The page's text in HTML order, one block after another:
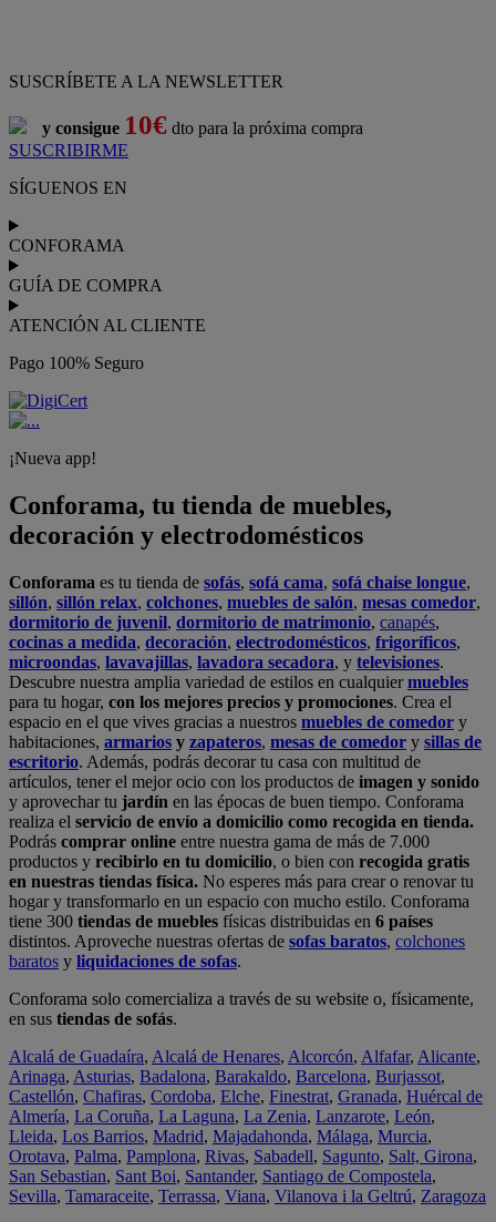
SUSCRÍBETE A LA NEWSLETTER
y consigue 10€ dto para la próxima compra
SUSCRIBIRME
SÍGUENOS EN
CONFORAMA
GUÍA DE COMPRA
ATENCIÓN AL CLIENTE
Pago 100% Seguro
¡Nueva app!
Conforama, tu tienda de muebles,
decoración y electrodomésticos
Conforama es tu tienda de sofás, sofá cama, sofá chaise longue,
sillón, sillón relax, colchones, muebles de salón, mesas comedor,
dormitorio de juvenil, dormitorio de matrimonio, canapés,
cocinas a medida, decoración, electrodomésticos, frigoríficos,
microondas, lavavajillas, lavadora secadora, y televisiones.
Descubre nuestra amplia variedad de estilos en cualquiermuebles
para tu hogar, con los mejores precios y promociones. Crea el
espacio en el que vives gracias a nuestros muebles de comedor y
habitaciones, armarios y zapateros, mesas de comedor y sillas de
escritorio. Además, podrás decorar tu casa con multitud de
artículos, tener el mejor ocio con los productos de imagen y sonido
y aprovechar tu jardín en las épocas de buen tiempo. Conforama
realiza el servicio de envío a domicilio como recogida en tienda.
Podrás comprar online entre nuestra gama de más de 7.000
productos y recibirlo en tu domicilio, o bien con recogida gratis
en nuestras tiendas física. No esperes más para crear o renovar tu
hogar y transformarlo en un espacio con mucho estilo. Conforama
tiene 300 tiendas de muebles físicas distribuidas en 6 países
distintos. Aproveche nuestras ofertas de sofas baratos, colchones
baratos y liquidaciones de sofas.
Conforama solo comercializa a través de su website o, físicamente,
en sus tiendas de sofás.
Alcalá de Guadaíra, Alcalá de Henares, Alcorcón, Alfafar, Alicante,
Arinaga, Asturias, Badalona, Barakaldo, Barcelona, Burjassot,
Castellón, Chafiras, Cordoba, Elche, Finestrat, Granada, Huércal de
Almería, La Coruña, La Laguna, La Zenia, Lanzarote, León,
Lleida, Los Barrios, Madrid, Majadahonda, Málaga, Murcia,
Orotava, Palma, Pamplona, Rivas, Sabadell, Sagunto, Salt, Girona,
San Sebastian, Sant Boi, Santander, Santiago de Compostela,
Sevilla, Tamaraceite, Terrassa, Viana, Vilanova i la Geltrú, Zaragoza